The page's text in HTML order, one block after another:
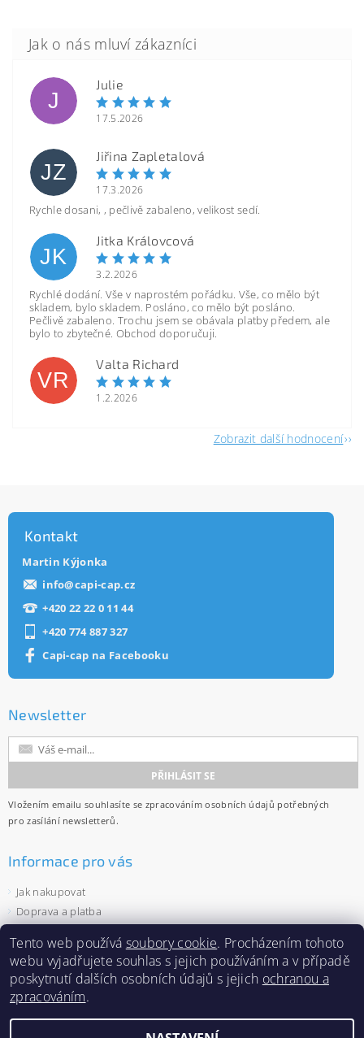
J
Julie
17.5.2026
JZ
Jiřina Zapletalová
17.3.2026
Rychle dosani, , pečlivě zabaleno, velikost sedí.
JK
Jitka Královcová
3.2.2026
Rychlé dodání. Vše v naprostém pořádku. Vše, co mělo být
skladem, bylo skladem. Posláno, co mělo být posláno.
Pečlivě zabaleno. Trochu jsem se obávala platby předem, ale
bylo to zbytečné. Obchod doporučuji.
VR
Valta Richard
1.2.2026
Zobrazit další hodnocení
Kontakt
Martin Kýjonka
info@capi-cap.cz
+420 22 22 0 11 44
+420 774 887 327
Capi-cap na Facebooku
Newsletter
Vložením emailu souhlasíte se zpracováním osobních údajů potřebných
pro zasílání newsletterů.
Informace pro vás
Jak nakupovat
Doprava a platba
Ochrana osobních údajů
Velkoobchod
Zásady používání souborů cookies
Tento web používá soubory cookie. Procházením tohoto
webu vyjadřujete souhlas s jejich používáním a v případě
poskytnutí dalších osobních údajů s jejich ochranou a
zpracováním.